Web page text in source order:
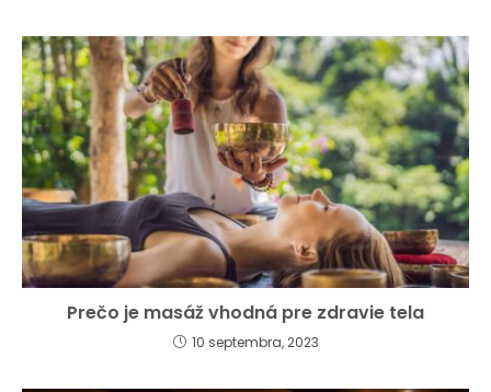
Prečo je masáž vhodná pre zdravie tela
10 septembra, 2023